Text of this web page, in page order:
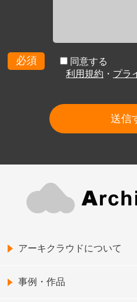
必須
同意する
利用規約 ・ プラ
送信
アーキクラウドについて
事例・作品